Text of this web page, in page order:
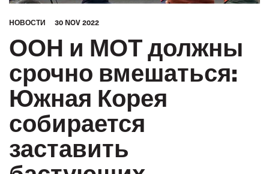
HОВОСТИ 30 NOV 2022
ООН и МОТ должны
срочно вмешаться:
Южная Корея
собирается
заставить